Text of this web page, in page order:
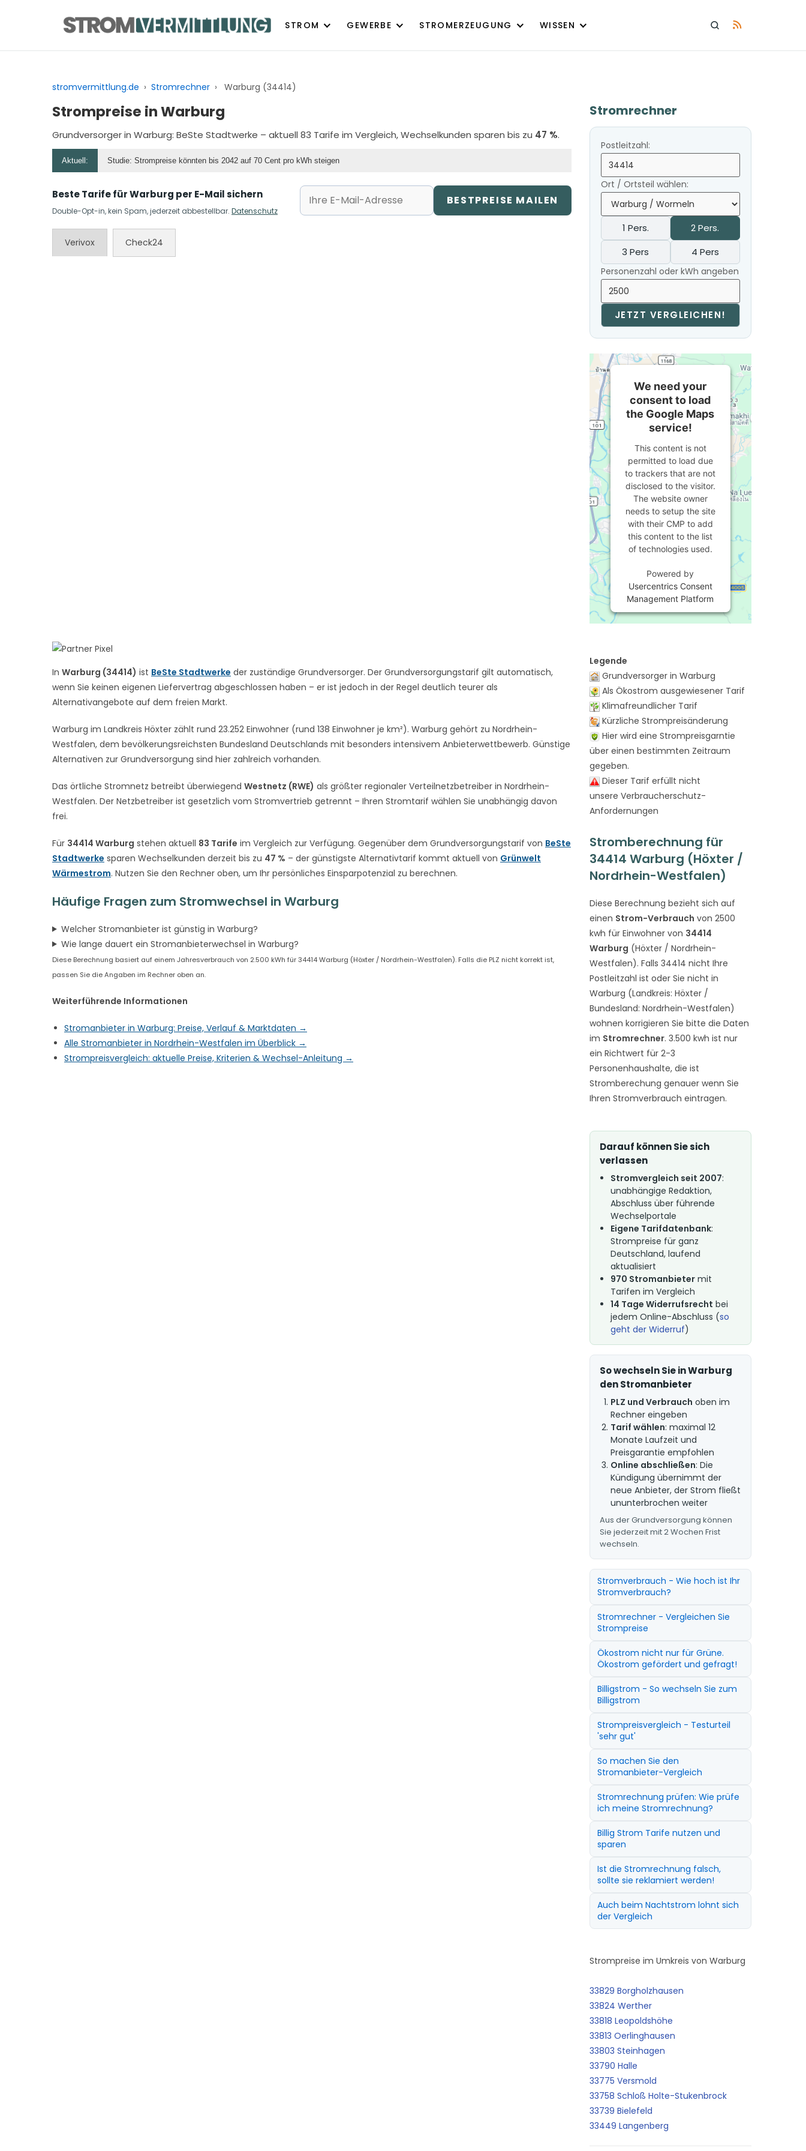
STROM GEWERBE STROMERZEUGUNG WISSEN
stromvermittlung.de › Stromrechner › Warburg (34414)
Strompreise in Warburg
Grundversorger in Warburg: BeSte Stadtwerke – aktuell 83 Tarife im Vergleich, Wechselkunden sparen bis zu 47 %.
In Warburg (34414) ist BeSte Stadtwerke der zuständige Grundversorger. Der Grundversorgungstarif gilt automatisch,
wenn Sie keinen eigenen Liefervertrag abgeschlossen haben – er ist jedoch in der Regel deutlich teurer als
Alternativangebote auf dem freien Markt.
Warburg im Landkreis Höxter zählt rund 23.252 Einwohner (rund 138 Einwohner je km²). Warburg gehört zu Nordrhein-
Westfalen, dem bevölkerungsreichsten Bundesland Deutschlands mit besonders intensivem Anbieterwettbewerb. Günstige
Alternativen zur Grundversorgung sind hier zahlreich vorhanden.
Das örtliche Stromnetz betreibt überwiegend Westnetz (RWE) als größter regionaler Verteilnetzbetreiber in Nordrhein-
Westfalen. Der Netzbetreiber ist gesetzlich vom Stromvertrieb getrennt – Ihren Stromtarif wählen Sie unabhängig davon
frei.
Für 34414 Warburg stehen aktuell 83 Tarife im Vergleich zur Verfügung. Gegenüber dem Grundversorgungstarif von BeSte
Stadtwerke sparen Wechselkunden derzeit bis zu 47 % – der günstigste Alternativtarif kommt aktuell von Grünwelt
Wärmestrom. Nutzen Sie den Rechner oben, um Ihr persönliches Einsparpotenzial zu berechnen.
Häufige Fragen zum Stromwechsel in Warburg
Welcher Stromanbieter ist günstig in Warburg?
Wie lange dauert ein Stromanbieterwechsel in Warburg?
Diese Berechnung basiert auf einem Jahresverbrauch von 2.500 kWh für 34414 Warburg (Höxter / Nordrhein-Westfalen). Falls die PLZ nicht korrekt ist,
passen Sie die Angaben im Rechner oben an.
Weiterführende Informationen
Stromanbieter in Warburg: Preise, Verlauf & Marktdaten →
Alle Stromanbieter in Nordrhein-Westfalen im Überblick →
Strompreisvergleich: aktuelle Preise, Kriterien & Wechsel-Anleitung →
Aktuell: Studie: Strompreise könnten bis 2042 auf 70 Cent pro kWh steigen
Beste Tarife für Warburg per E-Mail sichern
Double-Opt-in, kein Spam, jederzeit abbestellbar. Datenschutz
BESTPREISE MAILEN
Verivox Check24
Stromrechner
Postleitzahl:
Ort / Ortsteil wählen:
1 Pers.
2 Pers.
3 Pers
4 Pers
Personenzahl oder kWh angeben
JETZT VERGLEICHEN!
We need your
consent to load
the Google Maps
service!
This content is not
permitted to load due
to trackers that are not
disclosed to the visitor.
The website owner
needs to setup the site
with their CMP to add
this content to the list
of technologies used.
Powered by
Usercentrics Consent
Management Platform
Legende
Grundversorger in Warburg
Als Ökostrom ausgewiesener Tarif
Klimafreundlicher Tarif
Kürzliche Strompreisänderung
Hier wird eine Strompreisgarntie
über einen bestimmten Zeitraum
gegeben.
Dieser Tarif erfüllt nicht
unsere Verbraucherschutz-
Anfordernungen
Stromberechnung für
34414 Warburg (Höxter /
Nordrhein-Westfalen)
Diese Berechnung bezieht sich auf
einen Strom-Verbrauch von 2500
kwh für Einwohner von 34414
Warburg (Höxter / Nordrhein-
Westfalen). Falls 34414 nicht Ihre
Postleitzahl ist oder Sie nicht in
Warburg (Landkreis: Höxter /
Bundesland: Nordrhein-Westfalen)
wohnen korrigieren Sie bitte die Daten
im Stromrechner. 3.500 kwh ist nur
ein Richtwert für 2-3
Personenhaushalte, die ist
Stromberechung genauer wenn Sie
Ihren Stromverbrauch eintragen.
Darauf können Sie sich
verlassen
Stromvergleich seit 2007:
unabhängige Redaktion,
Abschluss über führende
Wechselportale
Eigene Tarifdatenbank:
Strompreise für ganz
Deutschland, laufend
aktualisiert
970 Stromanbietermit
Tarifen im Vergleich
14 Tage Widerrufsrecht bei
jedem Online-Abschluss (so
geht der Widerruf)
So wechseln Sie in Warburg
den Stromanbieter
PLZ und Verbrauch oben im
Rechner eingeben
Tarif wählen: maximal 12
Monate Laufzeit und
Preisgarantie empfohlen
Online abschließen: Die
Kündigung übernimmt der
neue Anbieter, der Strom fließt
ununterbrochen weiter
Aus der Grundversorgung können
Sie jederzeit mit 2 Wochen Frist
wechseln.
Stromverbrauch - Wie hoch ist Ihr
Stromverbrauch?
Stromrechner - Vergleichen Sie
Strompreise
Ökostrom nicht nur für Grüne.
Ökostrom gefördert und gefragt!
Billigstrom - So wechseln Sie zum
Billigstrom
Strompreisvergleich - Testurteil
'sehr gut'
So machen Sie den
Stromanbieter-Vergleich
Stromrechnung prüfen: Wie prüfe
ich meine Stromrechnung?
Billig Strom Tarife nutzen und
sparen
Ist die Stromrechnung falsch,
sollte sie reklamiert werden!
Auch beim Nachtstrom lohnt sich
der Vergleich
Strompreise im Umkreis von Warburg
33829 Borgholzhausen
33824 Werther
33818 Leopoldshöhe
33813 Oerlinghausen
33803 Steinhagen
33790 Halle
33775 Versmold
33758 Schloß Holte-Stukenbrock
33739 Bielefeld
33449 Langenberg